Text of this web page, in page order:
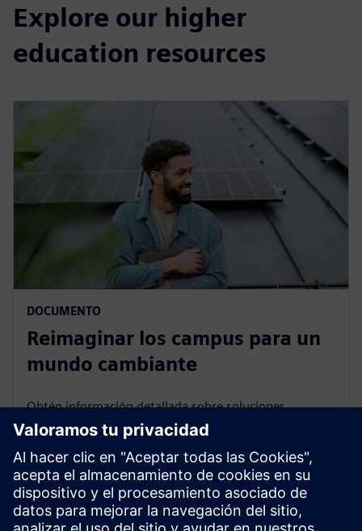
Explore our higher
education resources
DOCUMENTO
Reimaginar los campus para un
mundo cambiante
Obtén información detallada sobre soluciones
pioneras para crear infraestructura de campus
digitalizada y verdaderamente inteligente.